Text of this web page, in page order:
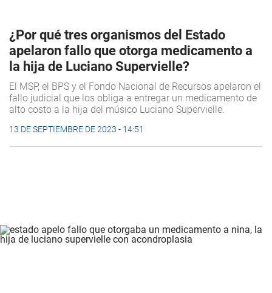
¿Por qué tres organismos del Estado
apelaron fallo que otorga medicamento a
la hija de Luciano Supervielle?
El MSP, el BPS y el Fondo Nacional de Recursos apelaron el
fallo judicial que los obliga a entregar un medicamento de
alto costo a la hija del músico Luciano Supervielle.
13 DE SEPTIEMBRE DE 2023 - 14:51